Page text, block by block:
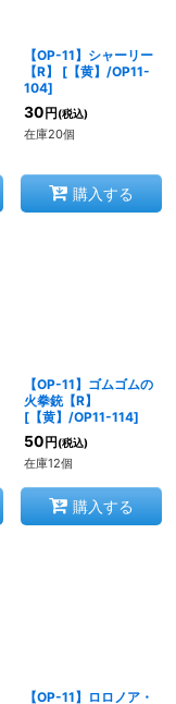
【OP-11】シャーリー
【R】
[【黄】/OP11-
104]
30 円 (税込)
在庫20個
購入する
【OP-11】ゴムゴムの
火拳銃【R】
[【黄】/OP11-114]
50 円 (税込)
在庫12個
購入する
【OP-11】ロロノア・